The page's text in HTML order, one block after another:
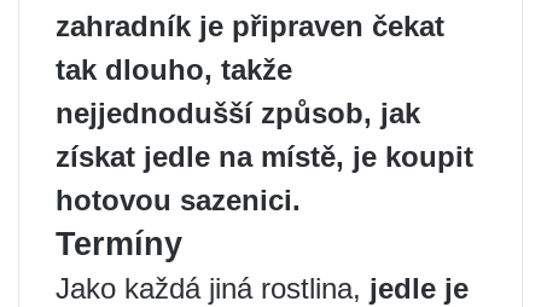
zahradník je připraven čekat
tak dlouho, takže
nejjednodušší způsob, jak
získat jedle na místě, je koupit
hotovou sazenici.
Termíny
Jako každá jiná rostlina, jedle je